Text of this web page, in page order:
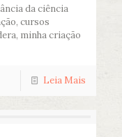
da ciência
cursos
minha criação
Leia Mais